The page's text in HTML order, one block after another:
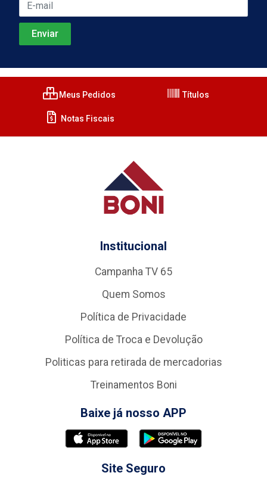
Meus Pedidos Títulos
Notas Fiscais
Institucional
Campanha TV 65
Quem Somos
Política de Privacidade
Política de Troca e Devolução
Politicas para retirada de mercadorias
Treinamentos Boni
Baixe já nosso APP
Site Seguro